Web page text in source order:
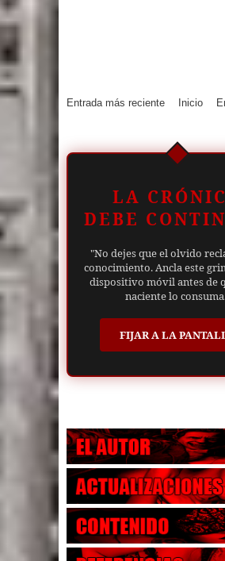
Entrada más reciente Inicio
LA
DEBE
"No dejes que el olvido
conocimiento. Ancla este
dispositivo móvil antes de
naciente lo
FIJAR A LA